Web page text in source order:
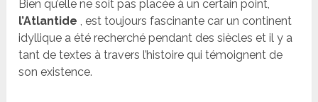
Bien qu’elle ne soit pas placée à un certain point,
l’Atlantide , est toujours fascinante car un continent
idyllique a été recherché pendant des siècles et il y a
tant de textes à travers l’histoire qui témoignent de
son existence.